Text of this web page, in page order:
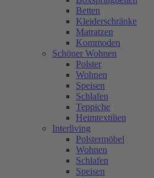
Betten
Kleiderschränke
Matratzen
Kommoden
Schöner Wohnen
Polster
Wohnen
Speisen
Schlafen
Teppiche
Heimtextilien
Interliving
Polstermöbel
Wohnen
Schlafen
Speisen